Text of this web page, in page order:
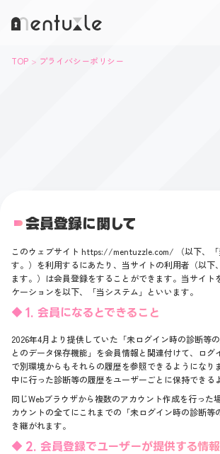
TOP プライバシーポリシー
会員登録に関して
このウェブサイト https://mentuzzle.com/ （以下、「
す。）を利用するにあたり、当サイトの利用者（以下
ます。）は会員登録をすることができます。当サイト
ケーションを以下、「当システム」といいます。
1. 会員になるとできること
2026年4月より提供していた「未ログイン時の診断等
とのデータ保存機能」を会員情報と関連付けて、ログ
で別環境からもそれらの履歴を参照できるようになり
中に行った診断等の履歴をユーザーごとに保持できる
同じWebブラウザから複数のアカウント作成を行った
カウントの全てにこれまでの「未ログイン時の診断等
き継がれます。
2. 会員登録でユーザーが提供する情報